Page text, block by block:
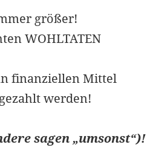
größer!
WOHLTATEN
finanziellen Mittel
werden!
sagen „umsonst“)!